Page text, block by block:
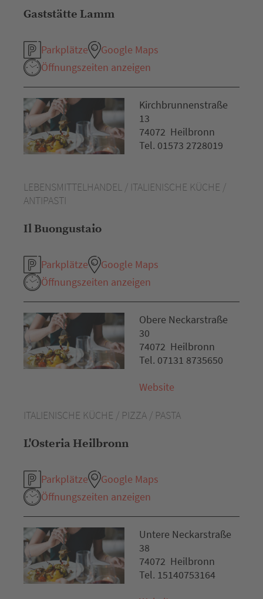
Gaststätte Lamm
Parkplätze
Google Maps
Öffnungszeiten anzeigen
LEBENSMITTELHANDEL / ITALIENISCHE KÜCHE /
ANTIPASTI
Il Buongustaio
Parkplätze
Google Maps
Öffnungszeiten anzeigen
Kirchbrunnenstraße
13
74072 Heilbronn
Tel. 01573 2728019
ITALIENISCHE KÜCHE / PIZZA / PASTA
L'Osteria Heilbronn
Parkplätze
Google Maps
Öffnungszeiten anzeigen
Obere Neckarstraße
30
74072 Heilbronn
Tel. 07131 8735650
Website
Untere Neckarstraße
38
74072 Heilbronn
Tel. 15140753164